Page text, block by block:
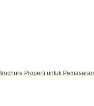
Properti untuk Pemasaran